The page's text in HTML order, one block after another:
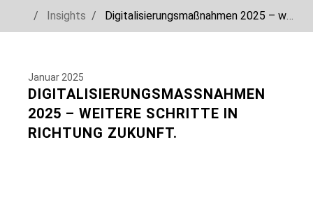
Insights
Digitalisierungsmaßnahmen 2025 – weitere Schritte in Richtung Zukunft.
Januar 2025
DIGITALISIERUNGSMASSNAHMEN 2
025 – WEITERE SCHRITTE IN R
ICHTUNG ZUKUNFT.